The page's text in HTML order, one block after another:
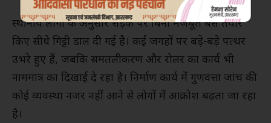
स्थानीय लोगों के अनुसार सड़क पर बिना मजबूत बेस तैयार
किए सीधे गिट्टी डाल दी गई है। कई जगहों पर बड़े-बड़े पत्थर
उभरे हुए हैं, जबकि समतलीकरण और रोलर का कार्य भी
नाममात्र का दिखाई दे रहा है। निर्माण कार्य में गुणवत्ता जांच की
कोई व्यवस्था नजर नहीं आने से लोगों में आक्रोश बढ़ता जा रहा
है।